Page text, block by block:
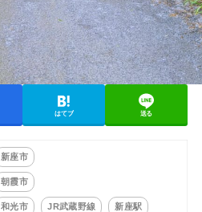
はてブ 送る
新座市
朝霞市
和光市 JR武蔵野線 新座駅